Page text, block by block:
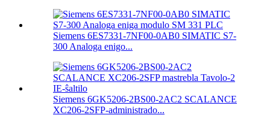
Siemens 6ES7331-7NF00-0AB0 SIMATIC S7-
300 Analoga enigo...
Siemens 6GK5206-2BS00-2AC2 SCALANCE
XC206-2SFP-administrado...